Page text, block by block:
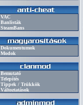
VAC
Banlisták
SteamBans
Dokumentumok
Modok
Bemutató
Telepítés
Tippek / Trükkök
Változtatások